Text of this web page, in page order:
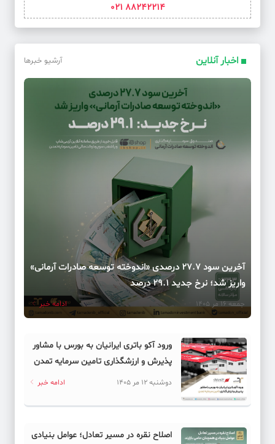
88242214 021
اخبار آنلاین آرشیو خبرها
آخرین سود ۲۷.۷ درصدی «اندوخته توسعه صادرات آرمانی»
واریز شد؛ نرخ جدید ۲۹.۱ درصد
جمعه 16 مر 1405 ادامه خبر
ورود آکو باتری ایرانیان به بورس با مشاور
پذیرش و ارزشگذاری تامین سرمایه تمدن
دوشنبه 12 مر 1405 ادامه خبر
اصلاح نقره در مسیر تعادل؛ عوامل بنیادی